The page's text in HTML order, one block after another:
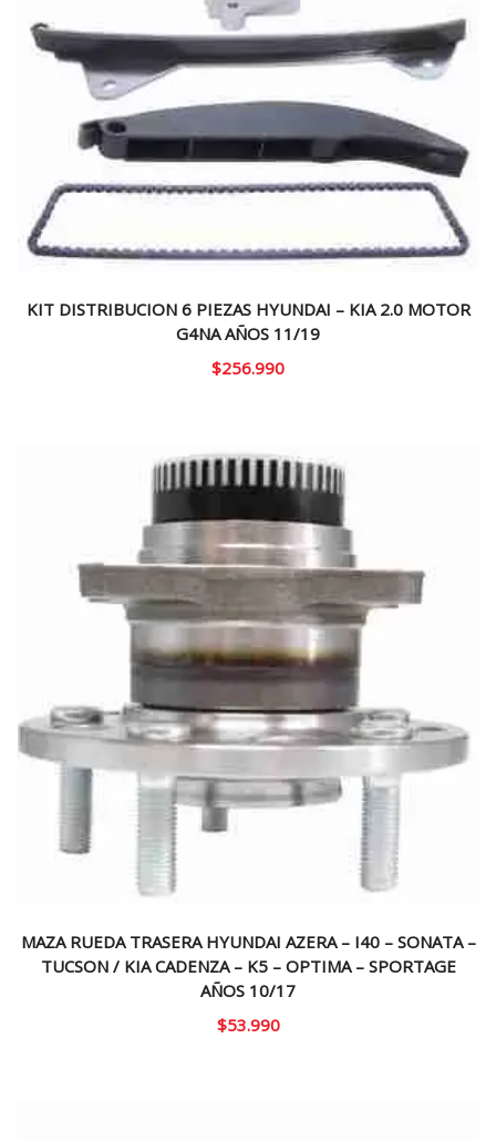
KIT DISTRIBUCION 6 PIEZAS HYUNDAI – KIA 2.0 MOTOR
G4NA AÑOS 11/19
$256.990
MAZA RUEDA TRASERA HYUNDAI AZERA – I40 – SONATA –
TUCSON / KIA CADENZA – K5 – OPTIMA – SPORTAGE
AÑOS 10/17
$53.990